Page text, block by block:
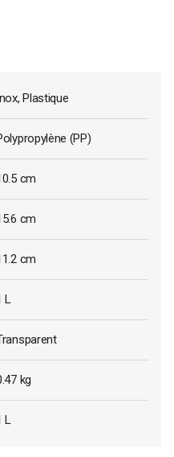
Plastique
(PP)
cm
cm
cm
L
kg
L